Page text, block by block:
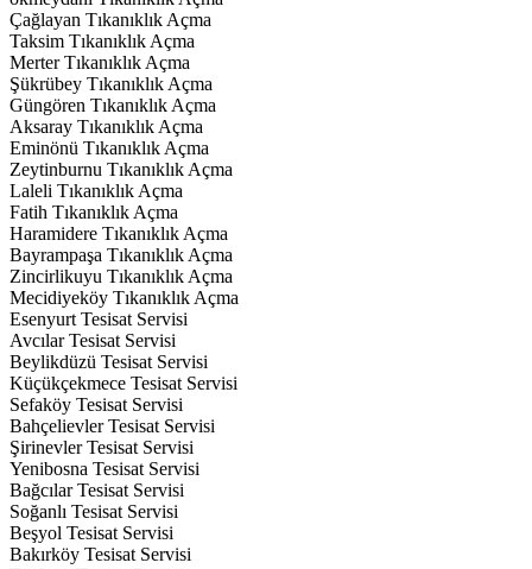
Çağlayan Tıkanıklık Açma
Taksim Tıkanıklık Açma
Merter Tıkanıklık Açma
Şükrübey Tıkanıklık Açma
Güngören Tıkanıklık Açma
Aksaray Tıkanıklık Açma
Eminönü Tıkanıklık Açma
Zeytinburnu Tıkanıklık Açma
Laleli Tıkanıklık Açma
Fatih Tıkanıklık Açma
Haramidere Tıkanıklık Açma
Bayrampaşa Tıkanıklık Açma
Zincirlikuyu Tıkanıklık Açma
Mecidiyeköy Tıkanıklık Açma
Esenyurt Tesisat Servisi
Avcılar Tesisat Servisi
Beylikdüzü Tesisat Servisi
Küçükçekmece Tesisat Servisi
Sefaköy Tesisat Servisi
Bahçelievler Tesisat Servisi
Şirinevler Tesisat Servisi
Yenibosna Tesisat Servisi
Bağcılar Tesisat Servisi
Soğanlı Tesisat Servisi
Beşyol Tesisat Servisi
Bakırköy Tesisat Servisi